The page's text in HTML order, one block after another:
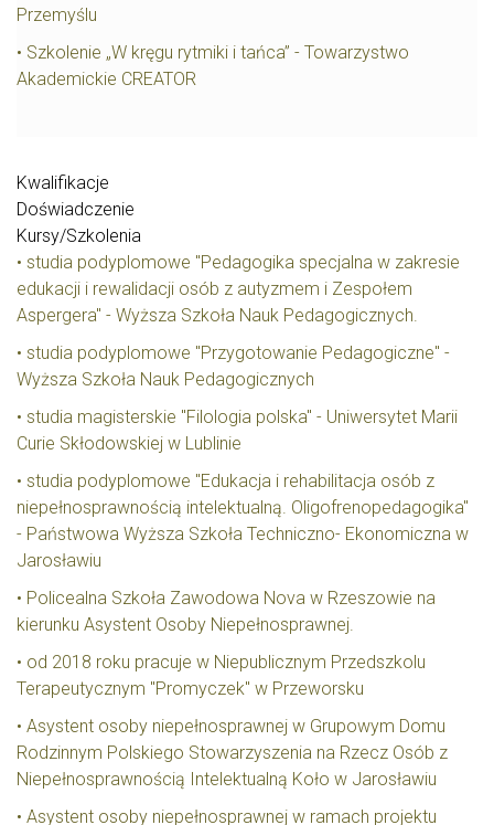
Przemyślu
• Szkolenie „W kręgu rytmiki i tańca” - Towarzystwo
Akademickie CREATOR
Kwalifikacje
Doświadczenie
Kursy/Szkolenia
• studia podyplomowe "Pedagogika specjalna w zakresie
edukacji i rewalidacji osób z autyzmem i Zespołem
Aspergera" - Wyższa Szkoła Nauk Pedagogicznych.
• studia podyplomowe "Przygotowanie Pedagogiczne" -
Wyższa Szkoła Nauk Pedagogicznych
• studia magisterskie "Filologia polska" - Uniwersytet Marii
Curie Skłodowskiej w Lublinie
• studia podyplomowe "Edukacja i rehabilitacja osób z
niepełnosprawnością intelektualną. Oligofrenopedagogika"
- Państwowa Wyższa Szkoła Techniczno- Ekonomiczna w
Jarosławiu
• Policealna Szkoła Zawodowa Nova w Rzeszowie na
kierunku Asystent Osoby Niepełnosprawnej.
• od 2018 roku pracuje w Niepublicznym Przedszkolu
Terapeutycznym "Promyczek" w Przeworsku
• Asystent osoby niepełnosprawnej w Grupowym Domu
Rodzinnym Polskiego Stowarzyszenia na Rzecz Osób z
Niepełnosprawnością Intelektualną Koło w Jarosławiu
• Asystent osoby niepełnosprawnej w ramach projektu